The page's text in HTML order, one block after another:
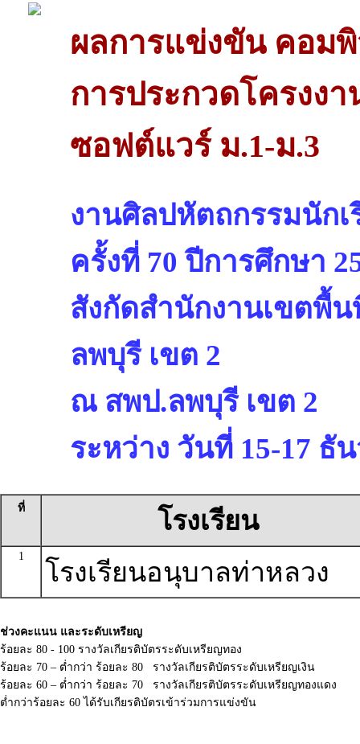
ผลการแข่งขัน คอมพิ
การประกวดโครงง
ซอฟต์แวร์ ม.1-ม.3
งานศิลปหัตถกรรมนัก
ครั้งที่ 70 ปีการศึกษา
สังกัดสำนักงานเขตพื้
ลพบุรี เขต 2
ณ สพป.ลพบุรี เขต 2
ระหว่าง วันที่ 15-17 ธั
ที่ โรงเรียน
1
โรงเรียนอนุบาลท่าหลวง
ช่วงคะแนน และระดับเหรียญ
ร้อยละ 80 - 100 รางวัลเกียรติบัตรระดับเหรียญทอง
ร้อยละ 70 – ต่ำกว่า ร้อยละ 80 รางวัลเกียรติบัตรระดับเหรียญเงิน
ร้อยละ 60 – ต่ำกว่า ร้อยละ 70 รางวัลเกียรติบัตรระดับเหรียญทองแดง
ต่ำกว่าร้อยละ 60 ได้รับเกียรติบัตรเข้าร่วมการแข่งขัน